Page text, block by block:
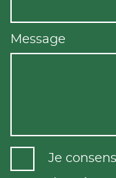
Message
Je